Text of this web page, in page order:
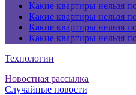
Какие квартиры нельзя
Какие квартиры нельзя
Какие квартиры нельзя
Какие квартиры нельзя
Технологии
Новостная рассылка
Случайные новости